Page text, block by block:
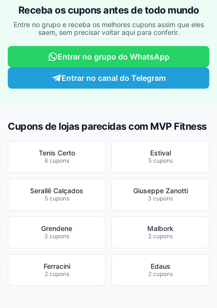
Receba os cupons antes de todo mundo
Entre no grupo e receba os melhores cupons assim que eles
saem, sem precisar voltar aqui para conferir.
Entrar no grupo do WhatsApp
Entrar no canal do Telegram
Cupons de lojas parecidas com MVP Fitness
Tenis Certo
6 cupons
Estival
5 cupons
Serallê Calçados
5 cupons
Giuseppe Zanotti
3 cupons
Grendene
3 cupons
Malbork
2 cupons
Ferracini
2 cupons
Edaus
2 cupons